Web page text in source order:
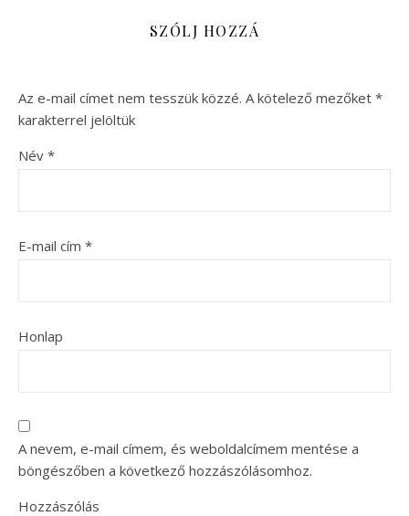
SZÓLJ HOZZÁ
Az e-mail címet nem tesszük közzé. A kötelező mezőket *
karakterrel jelöltük
Név *
E-mail cím *
Honlap
A nevem, e-mail címem, és weboldalcímem mentése a
böngészőben a következő hozzászólásomhoz.
Hozzászólás